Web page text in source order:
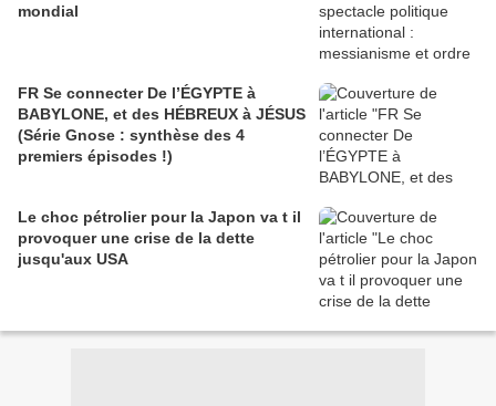
mondial
FR Se connecter De l’ÉGYPTE à
BABYLONE, et des HÉBREUX à JÉSUS
(Série Gnose : synthèse des 4
premiers épisodes !)
Le choc pétrolier pour la Japon va t il
provoquer une crise de la dette
jusqu'aux USA